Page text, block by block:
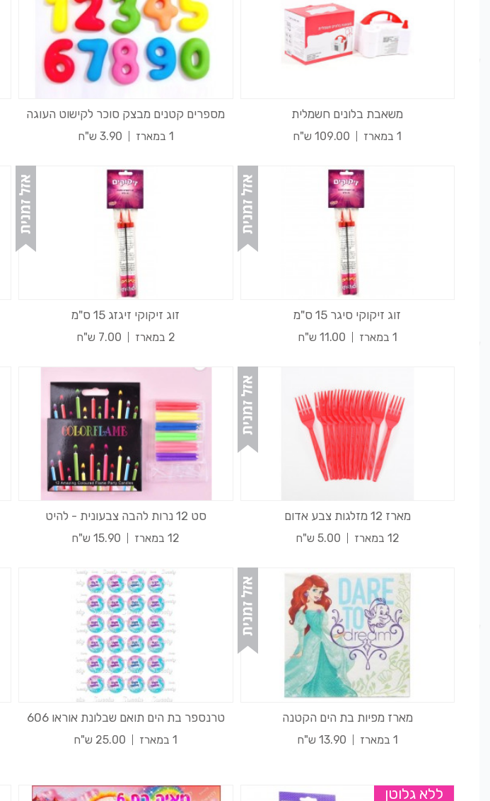
משאבת בלונים חשמלית
1 במארז 109.00 ש"ח
מספרים קטנים מבצק סוכר לקישוט העוגה
1 במארז 3.90 ש"ח
זוג זיקוקי סיגר 15 ס"מ
1 במארז 11.00 ש"ח
זוג זיקוקי זיגזג 15 ס"מ
2 במארז 7.00 ש"ח
מארז 12 מזלגות צבע אדום
12 במארז 5.00 ש"ח
סט 12 נרות להבה צבעונית - להיט
12 במארז 15.90 ש"ח
מארז מפיות בת הים הקטנה
1 במארז 13.90 ש"ח
טרנספר בת הים תואם שבלונת אוראו 606
1 במארז 25.00 ש"ח
ללא גלוטן